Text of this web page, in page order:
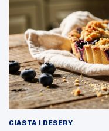
CIASTA I DESERY